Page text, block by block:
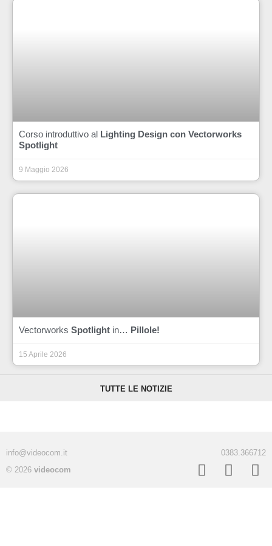
Corso introduttivo al Lighting Design con Vectorworks
Spotlight
9 Maggio 2026
Vectorworks Spotlight in… Pillole!
15 Aprile 2026
TUTTE LE NOTIZIE
info@videocom.it
0383.366712
© 2026 videocom